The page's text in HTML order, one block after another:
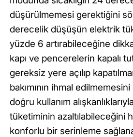
düşürülmemesi gerektiğini
derecelik düşüşün elektrik
yüzde 6 artırabileceğine
kapı ve pencerelerin kapalı
gereksiz yere açılıp
bakımının ihmal
doğru kullanım
tüketiminin azaltılabileceğini
konforlu bir serinleme